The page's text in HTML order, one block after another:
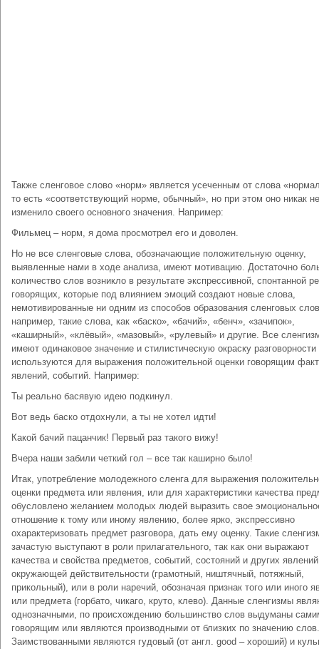
Также сленговое слово «норм» является усеченным от слова
то есть «соответствующий норме, обычный», но при этом оно никак не
изменило своего основного значения. Например:
Фильмец – норм, я дома просмотрел его и доволен.
Но не все сленговые слова, обозначающие положительную оценку,
выявленные нами в ходе анализа, имеют мотивацию. Достаточно
количество слов возникло в результате экспрессивной, спонтанной
говорящих, которые под влиянием эмоций создают новые слова,
немотивированные ни одним из способов образования сленговых
например, такие слова, как «баско», «бачий», «бенч», «зачипок»,
«каширный», «клёвый», «мазовый», «рулевый» и другие. Все
имеют одинаковое значение и стилистическую окраску разговорности
используются для выражения положительной оценки говорящим
явлений, событий. Например:
Ты реально басявую идею подкинул.
Вот ведь баско отдохнули, а ты не хотел идти!
Какой бачий пацанчик! Первый раз такого вижу!
Вчера наши забили четкий гол – все так каширно было!
Итак, употребление молодежного сленга для выражения
оценки предмета или явления, или для характеристики качества
обусловлено желанием молодых людей выразить свое
отношение к тому или иному явлению, более ярко, экспрессивно
охарактеризовать предмет разговора, дать ему оценку. Такие
зачастую выступают в роли прилагательного, так как они выражают
качества и свойства предметов, событий, состояний и других явлений
окружающей действительности (грамотный, ништячный, потяжный,
прикольный), или в роли наречий, обозначая признак того или иного
или предмета (горбато, чикаго, круто, клево). Данные сленгизмы
однозначными, по происхождению большинство слов выдуманы
говорящим или являются производными от близких по значению слов.
Заимствованными являются гудовый (от англ. good – хороший) и